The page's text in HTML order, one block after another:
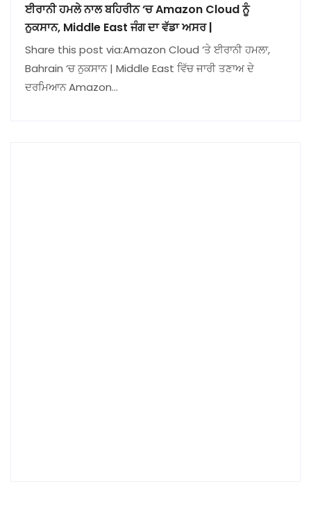
ਈਰਾਨੀ ਹਮਲੇ ਨਾਲ ਬਹਿਰੀਨ ‘ਚ Amazon Cloud ਨੂੰ
ਨੁਕਸਾਨ, Middle East ਜੰਗ ਦਾ ਵੱਡਾ ਅਸਰ |
Share this post via:Amazon Cloud ‘ਤੇ ਈਰਾਨੀ ਹਮਲਾ,
Bahrain ‘ਚ ਨੁਕਸਾਨ | Middle East ਵਿੱਚ ਜਾਰੀ ਤਣਾਅ ਦੇ
ਦਰਮਿਆਨ Amazon…